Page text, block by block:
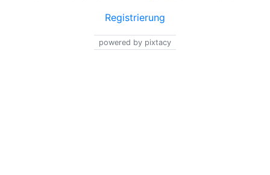
Registrierung
powered by pixtacy